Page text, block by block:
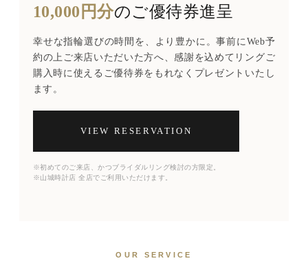
10,000円分のご優待券進呈
幸せな指輪選びの時間を、より豊かに。事前にWeb予
約の上ご来店いただいた方へ、感謝を込めてリングご
購入時に使えるご優待券をもれなくプレゼントいたし
ます。
VIEW RESERVATION
※初めてのご来店、かつブライダルリング検討の方限定。
※山城時計店 全店でご利用いただけます。
OUR SERVICE